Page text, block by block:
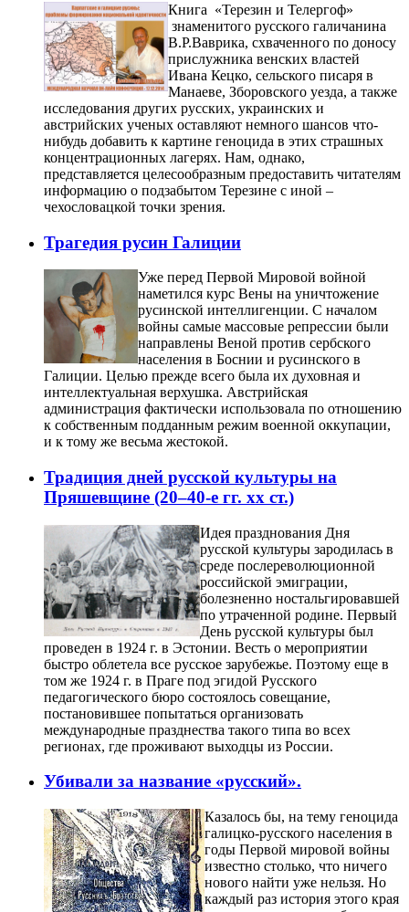
Книга «Терезин и Телергоф»
знаменитого русского галичанина
В.Р.Ваврика, схваченного по доносу
прислужника венских властей
Ивана Кецко, сельского писаря в
Манаеве, Зборовского уезда, а также
исследования других русских, украинских и
австрийских ученых оставляют немного шансов что-
нибудь добавить к картине геноцида в этих страшных
концентрационных лагерях. Нам, однако,
представляется целесообразным предоставить читателям
информацию о подзабытом Терезине с иной –
чехословацкой точки зрения.
Трагедия русин Галиции
Уже перед Первой Мировой войной
наметился курс Вены на уничтожение
русинской интеллигенции. С началом
войны самые массовые репрессии были
направлены Веной против сербского
населения в Боснии и русинского в
Галиции. Целью прежде всего была их духовная и
интеллектуальная верхушка. Австрийская
администрация фактически использовала по отношению
к собственным подданным режим военной оккупации,
и к тому же весьма жестокой.
Традиция дней русской культуры на
Пряшевщине (20–40-е гг. хх ст.)
Идея празднования Дня
русской культуры зародилась в
среде послереволюционной
российской эмиграции,
болезненно ностальгировавшей
по утраченной родине. Первый
День русской культуры был
проведен в 1924 г. в Эстонии. Весть о мероприятии
быстро облетела все русское зарубежье. Поэтому еще в
том же 1924 г. в Праге под эгидой Русского
педагогического бюро состоялось совещание,
постановившее попытаться организовать
международные празднества такого типа во всех
регионах, где проживают выходцы из России.
Убивали за название «русский».
Казалось бы, на тему геноцида
галицко-русского населения в
годы Первой мировой войны
известно столько, что ничего
нового найти уже нельзя. Но
каждый раз история этого края